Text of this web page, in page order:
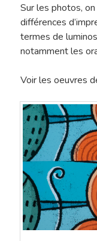
Sur les photos,
différences
termes de
notamment les
Voir les oeuvres